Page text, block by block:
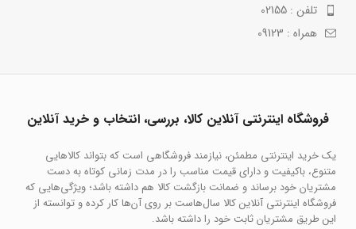
تلفن : 02155
همراه : 09123
فروشگاه اینترنتی آنلاین کالا، بررسی، انتخاب و خرید آنلاین
یک خرید اینترنتی مطمئن، نیازمند فروشگاهی است که بتواند کالاهایی
متنوع، باکیفیت و دارای قیمت مناسب را در مدت زمانی کوتاه به دست
مشتریان خود برساند و ضمانت بازگشت کالا هم داشته باشد؛ ویژگی‌هایی که
فروشگاه اینترنتی آنلاین کالا سال‌هاست بر روی آن‌ها کار کرده و توانسته از
این طریق مشتریان ثابت خود را داشته باشد.